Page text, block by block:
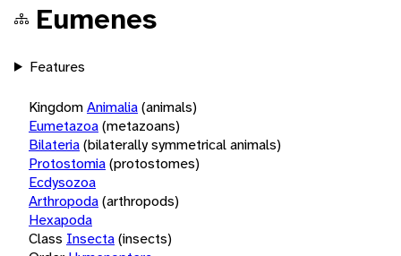
Eumenes
Features
KingdomAnimalia(animals)
Eumetazoa(metazoans)
Bilateria(bilaterally symmetrical animals)
Protostomia(protostomes)
Ecdysozoa
Arthropoda(arthropods)
Hexapoda
Class Insecta(insects)